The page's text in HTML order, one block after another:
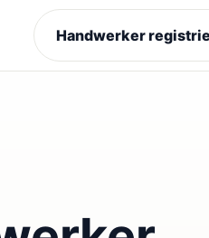
Handwerker